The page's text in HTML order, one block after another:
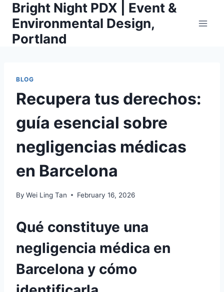
Skip
content
Bright Night PDX | Event &
Environmental Design,
Portland
BLOG
Recupera tus derechos:
guía esencial sobre
negligencias médicas
en Barcelona
By Wei Ling Tan February 16, 2026
Qué constituye una
negligencia médica en
Barcelona y cómo